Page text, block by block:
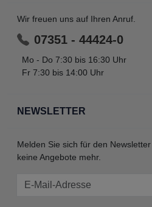
NEWSLETTER
Melden Sie sich für den
keine Angebote mehr.
Wir freuen uns auf Ihren Anruf.
07351 - 44424-0
Mo - Do 7:30 bis 16:30 Uhr
Fr 7:30 bis 14:00 Uhr